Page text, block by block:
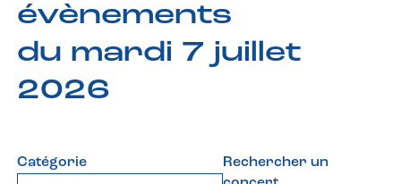
évènements
du mardi 7 juillet
2026
Catégorie
Rechercher un